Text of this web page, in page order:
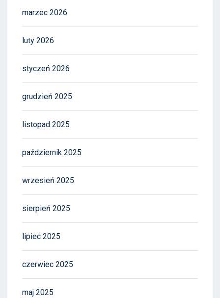
marzec 2026
luty 2026
styczeń 2026
grudzień 2025
listopad 2025
październik 2025
wrzesień 2025
sierpień 2025
lipiec 2025
czerwiec 2025
maj 2025